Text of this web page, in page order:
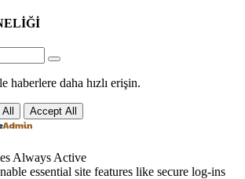
haberlere daha hızlı erişin.
Accept All
Always Active
essential site features like secure log-ins